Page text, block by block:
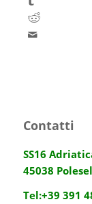
Contatti
SS16
45038
Tel:+39 391